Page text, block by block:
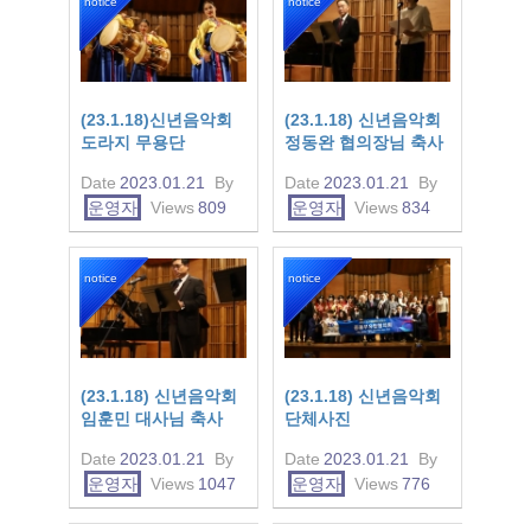
(23.1.18)신년음악회
도라지 무용단
Date 2023.01.21
By
운영자
Views809
(23.1.18) 신년음악회
정동완 협의장님 축사
Date 2023.01.21
By
운영자
Views834
notice
(23.1.18) 신년음악회
임훈민 대사님 축사
Date 2023.01.21
By
운영자
Views 1047
notice
(23.1.18) 신년음악회
단체사진
Date 2023.01.21
By
운영자
Views776